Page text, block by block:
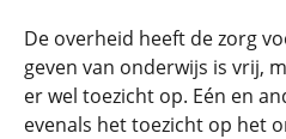
De overheid heeft de zorg
geven van onderwijs is vrij,
er wel toezicht op. Eén en
evenals het toezicht op het